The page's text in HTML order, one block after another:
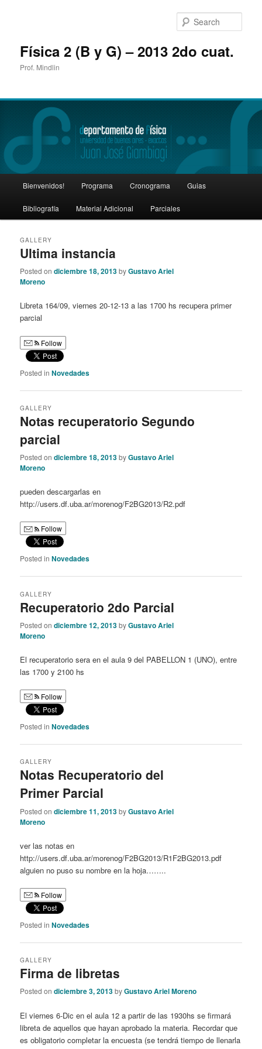
Física 2 (B y G) – 2013 2do cuat.
Prof. Mindlin
Skip
to
primary
content
Skip
to
secondary
content
Bienvenidos! Programa Cronograma Guias
Bibliografía Material Adicional Parciales
Ultima instancia
GALLERY
Posted ondiciembre 18, 2013byGustavo Ariel
Moreno
Libreta 164/09, viernes 20-12-13 a las 1700 hs recupera primer
parcial
Follow
Posted in Novedades
Notas recuperatorio Segundo
parcial
GALLERY
Posted ondiciembre 18, 2013byGustavo Ariel
Moreno
pueden descargarlas en
http://users.df.uba.ar/morenog/F2BG2013/R2.pdf
Follow
Posted in Novedades
Recuperatorio 2do Parcial
GALLERY
Posted ondiciembre 12, 2013byGustavo Ariel
Moreno
El recuperatorio sera en el aula 9 del PABELLON 1 (UNO), entre
las 1700 y 2100 hs
Follow
Posted in Novedades
Notas Recuperatorio del
Primer Parcial
GALLERY
Posted ondiciembre 11, 2013byGustavo Ariel
Moreno
ver las notas en
http://users.df.uba.ar/morenog/F2BG2013/R1F2BG2013.pdf
alguien no puso su nombre en la hoja……..
Follow
Posted in Novedades
Firma de libretas
GALLERY
Posted ondiciembre 3, 2013byGustavo Ariel Moreno
El viernes 6-Dic en el aula 12 a partir de las 1930hs se firmará
libreta de aquellos que hayan aprobado la materia. Recordar que
es obligatorio completar la encuesta (se tendrá tiempo de llenarla